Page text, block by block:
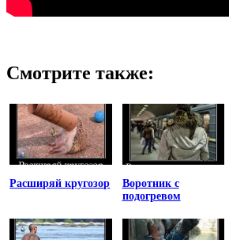
Смотрите также:
Расширяй кругозор
Воротник с
подогревом